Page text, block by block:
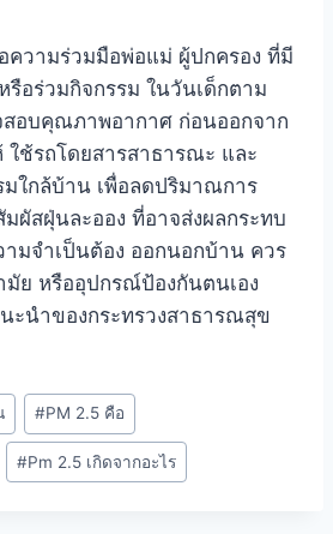
ความร่วมมือพ่อแม่ ผู้ปกครอง ที่มี
รือร่วมกิจกรรม ในวันเด็กตาม
สอบคุณภาพอากาศ ก่อนออกจาก
ช้รถโดยสารสาธารณะ และ
มใกล้บ้าน เพื่อลดปริมาณการ
ผัสฝุ่นละออง ที่อาจส่งผลกระทบ
มจำเป็นต้อง ออกนอกบ้าน ควร
ย หรืออุปกรณ์ป้องกันตนเอง
ะนำของกระทรวงสาธารณสุข
#PM 2.5 คือ
#Pm 2.5 เกิดจากอะไร